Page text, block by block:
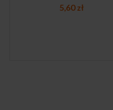
5,60zł